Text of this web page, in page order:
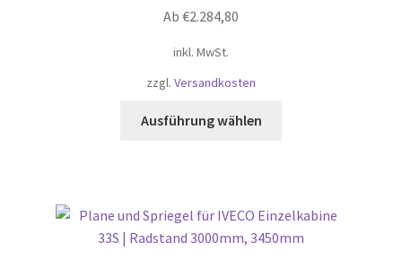
Ab €2.284,80
inkl. MwSt.
zzgl. Versandkosten
Ausführung wählen
auf.
Die